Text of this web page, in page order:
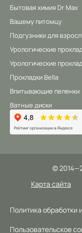
Бытовая химия Dr Max
Вашему питомцу
Подгузники для
Урологические
Урологические
Прокладки Bella
Впитывающие пеленки
Ватные диски
©2014
Карта сайта
Политика обработки
Пользовательское